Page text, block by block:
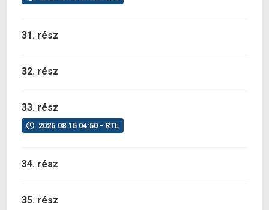
31. rész
32. rész
33. rész
2026.08.15 04:50 - RTL
34. rész
35. rész